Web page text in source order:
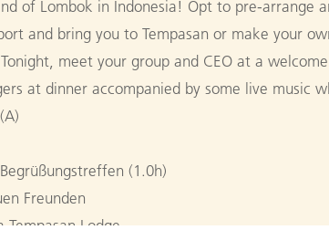
of Lombok in Indonesia! Opt to pre-arrange
and bring you to Tempasan or make your
meet your group and CEO at a
at dinner accompanied by some live music
(1.0h)
Freunden
Lodge